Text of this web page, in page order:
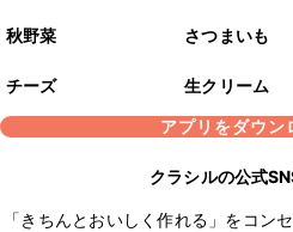
秋野菜 さつまいも
チーズ 生クリーム
アプリをダウン
クラシルの公式
「きちんとおいしく作れる」をコン